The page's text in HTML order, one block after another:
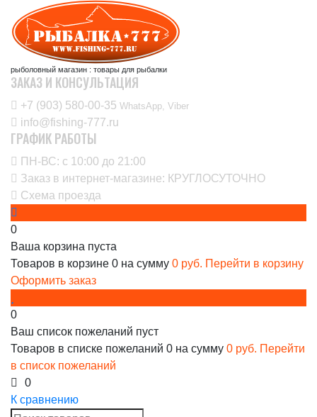
рыболовный магазин : товары для рыбалки
ЗАКАЗ И КОНСУЛЬТАЦИЯ
+7 (903) 580-00-35‬ WhatsApp, Viber
info@fishing-777.ru
ГРАФИК РАБОТЫ
ПН-ВС: с 10:00 до 21:00
Заказ в интернет-магазине: КРУГЛОСУТОЧНО
Схема проезда
0
Ваша корзина пуста
Товаров в корзине 0 на сумму 0 руб. Перейти в корзину
Оформить заказ
0
Ваш список пожеланий пуст
Товаров в списке пожеланий 0 на сумму 0 руб. Перейти
в список пожеланий
0
К сравнению